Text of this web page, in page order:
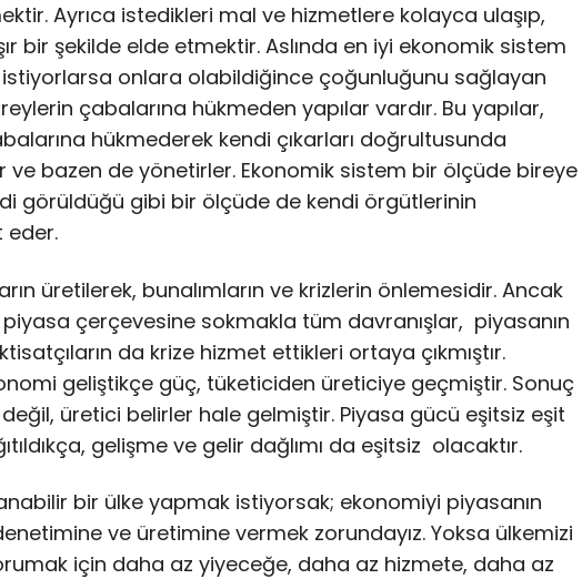
Ayrıca istedikleri mal ve hizmetlere kolayca ulaşıp,
bir şekilde elde etmektir. Aslında en iyi ekonomik sistem
onlara olabildiğince çoğunluğunu sağlayan
çabalarına hükmeden yapılar vardır. Bu yapılar,
hükmederek kendi çıkarları doğrultusunda
ve bazen de yönetirler. Ekonomik sistem bir ölçüde bireye
görüldüğü gibi bir ölçüde de kendi örgütlerinin
eder.
üretilerek, bunalımların ve krizlerin önlemesidir. Ancak
çerçevesine sokmakla tüm davranışlar, piyasanın
da krize hizmet ettikleri ortaya çıkmıştır.
geliştikçe güç, tüketiciden üreticiye geçmiştir. Sonuç
üretici belirler hale gelmiştir. Piyasa gücü eşitsiz eşit
gelişme ve gelir dağlımı da eşitsiz olacaktır.
bir ülke yapmak istiyorsak; ekonomiyi piyasanın
ve üretimine vermek zorundayız. Yoksa ülkemizi
için daha az yiyeceğe, daha az hizmete, daha az